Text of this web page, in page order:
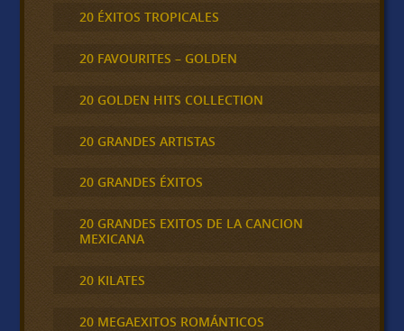
20 ÉXITOS TROPICALES
20 FAVOURITES – GOLDEN
20 GOLDEN HITS COLLECTION
20 GRANDES ARTISTAS
20 GRANDES ÉXITOS
20 GRANDES EXITOS DE LA CANCION
MEXICANA
20 KILATES
20 MEGAEXITOS ROMÁNTICOS